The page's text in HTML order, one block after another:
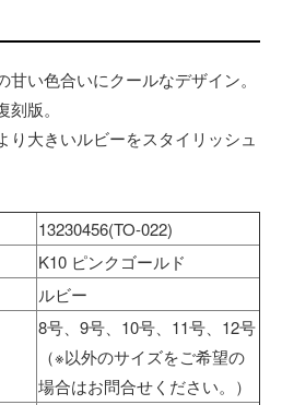
い色合いにクールなデザイン。
版。
り大きいルビーをスタイリッシュ
13230456(TO-022)
K10 ピンクゴールド
ルビー
8号、9号、10号、11号、12号
（※以外のサイズをご希望の
場合はお問合せください。）